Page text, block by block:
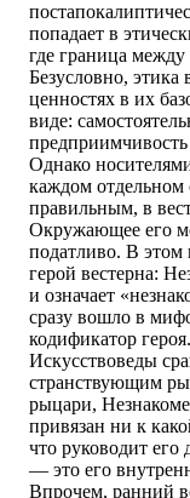
попадает в
где граница
Безусловно, этика
ценностях в их
виде:
предприимчивость
Однако
каждом отдельном
правильным, в
Окружающее его
податливо. В этом
герой вестерна:
и означает
сразу вошло в
кодификатор героя.
Искусствоведы
странствующим
рыцари,
привязан ни к
что руководит его
— это его
Впрочем, ранний